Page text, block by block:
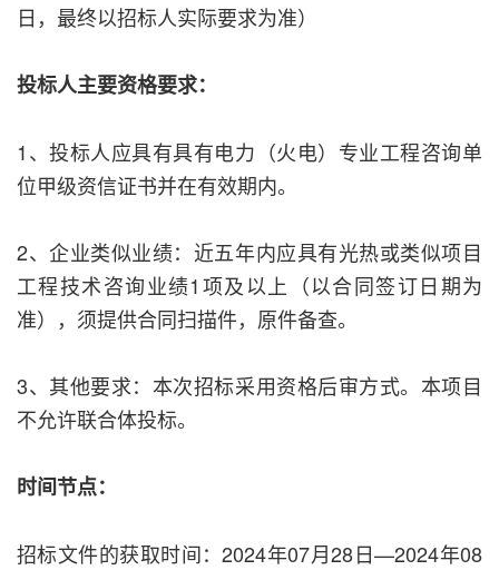
日，最终以招标人实际要求为准）
投标人主要资格要求：
1、投标人应具有具有电力（火电）专业工程咨询单
位甲级资信证书并在有效期内。
2、企业类似业绩：近五年内应具有光热或类似项目
工程技术咨询业绩1项及以上（以合同签订日期为
准），须提供合同扫描件，原件备查。
3、其他要求：本次招标采用资格后审方式。本项目
不允许联合体投标。
时间节点：
招标文件的获取时间：2024年07月28日—2024年08